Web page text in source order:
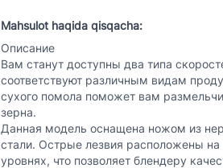
Mahsulot haqida qisqacha:
Описание
Вам станут доступны два типа
соответствуют различным видам
сухого помола поможет вам
зерна.
Данная модель оснащена ножом из
стали. Острые лезвия расположены
уровнях, что позволяет блендеру